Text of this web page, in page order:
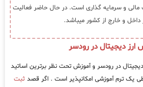
و سرمایه گذاری است. در حال حاضر فعالیت
ارز دیجیتال در رودسر
در رودسر و آموزش تحت نظر برترین اساتید
یک ترم آموزشی امکانپذیر است . اگر قصد ثبت